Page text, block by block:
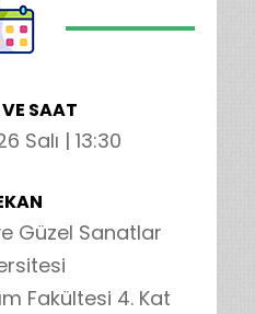
SAAT
Salı | 13:30
Güzel Sanatlar
Fakültesi 4. Kat